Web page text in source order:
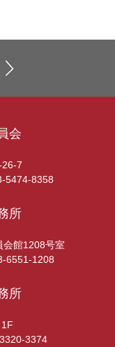
会
7
5474-8358
所
館1208号室
6551-1208
所
3374